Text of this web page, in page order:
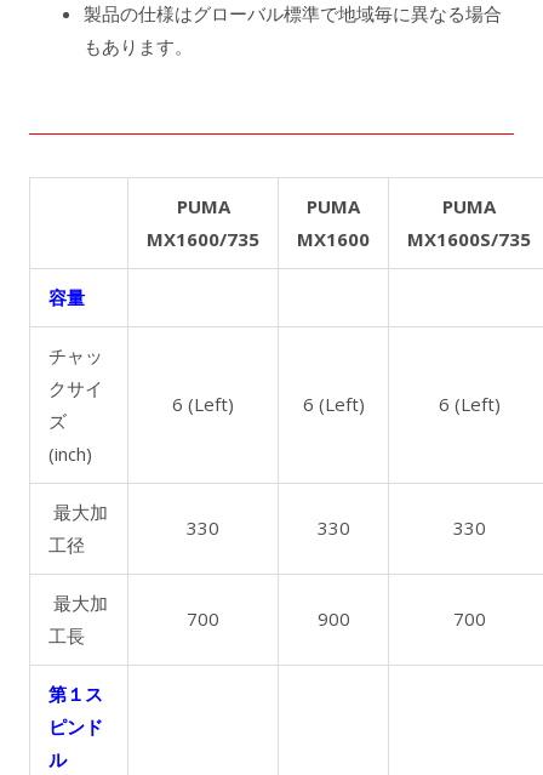
製品の仕様はグローバル標準で地域毎に異なる場合
もあります。
PUMA
MX1600/735
PUMA
MX1600
PUMA
MX1600S/735
容量
チャッ
クサイ
ズ
(inch)
6 (Left) 6 (Left) 6 (Left)
最大加
工径
330 330 330
最大加
工長
700 900 700
第１ス
ピンド
ル